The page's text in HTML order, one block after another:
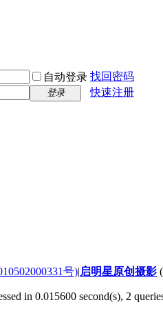
自动登录 找回密码
登录
快速注册
号)|启明星原创摄影
in 0.015600 second(s), 2